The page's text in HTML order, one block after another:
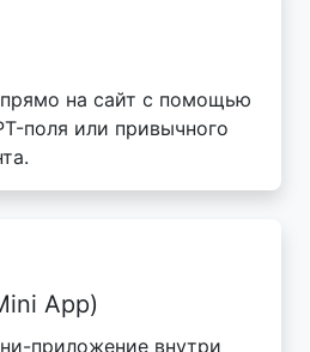
на сайт с помощью
поля или привычного
App)
приложение внутри